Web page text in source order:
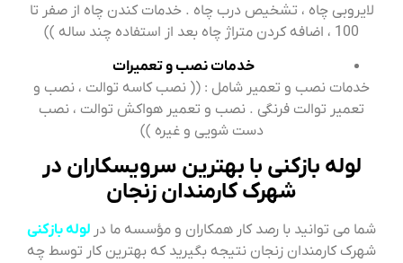
لایروبی چاه ، تشخیص درب چاه . خدمات کندن چاه از صفر تا
100 ، اضافه کردن متراژ چاه بعد از استفاده چند ساله ))
خدمات نصب و تعمیرات
خدمات نصب و تعمیر شامل : (( نصب کاسه توالت ، نصب و
تعمیر توالت فرنگی . نصب و تعمیر هواکش توالت ، نصب
دست شویی و غیره ))
لوله بازکنی با بهترین سرویسکاران در
شهرک کارمندان زنجان
شما می توانید با رصد کار همکاران و مؤسسه ما در لوله بازکنی
شهرک کارمندان زنجان نتیجه بگیرید که بهترین کار توسط چه